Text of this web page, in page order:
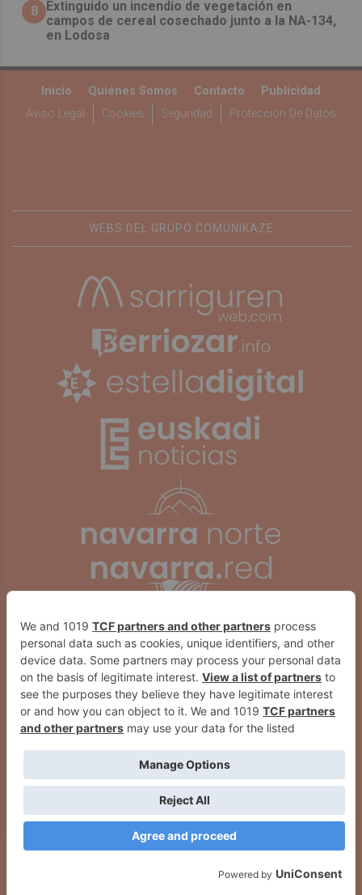
8 Extinguido un incendio de vegetación en
campos de cereal cosechado junto a la NA-134,
en Lodosa
Inicio Quiénes Somos Contacto
Publicidad
Aviso Legal
Cookies Seguridad Protección De Datos
WEBS DEL GRUPO COMUNIKAZE
El arzobispo de Pamplona
Comptos detecta irregularidades
ayuntamientos navarros de entre
2.000 y 3.000 habitantes